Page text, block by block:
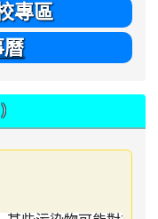
專區
曆